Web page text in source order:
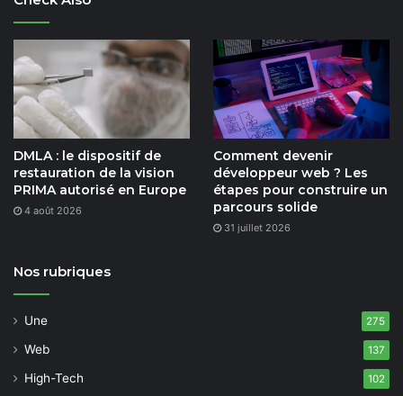
DMLA : le dispositif de
restauration de la vision
PRIMA autorisé en Europe
4 août 2026
Comment devenir
développeur web ? Les
étapes pour construire un
parcours solide
31 juillet 2026
Nos rubriques
Une 275
Web 137
High-Tech 102